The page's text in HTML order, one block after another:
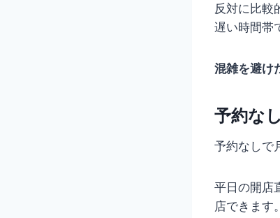
反対に比較
遅い時間帯
混雑を避け
予約な
予約なしで
平日の開店
店できます。